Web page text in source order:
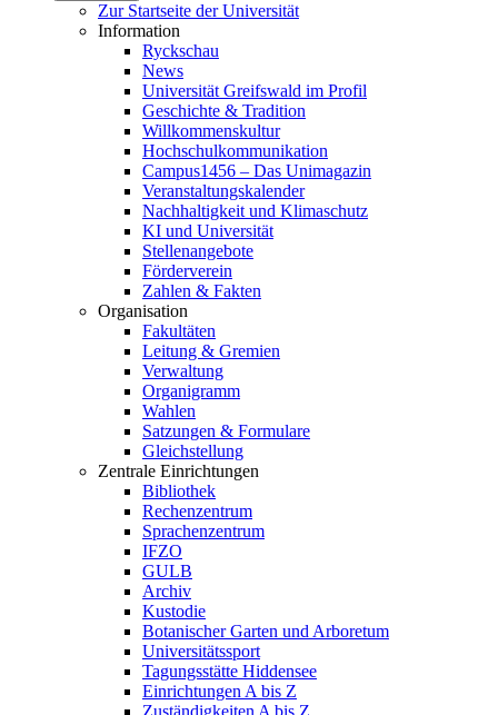
Zur Startseite der Universität
Information
Ryckschau
News
Universität Greifswald im Profil
Geschichte & Tradition
Willkommenskultur
Hochschulkommunikation
Campus1456 – Das Unimagazin
Veranstaltungskalender
Nachhaltigkeit und Klimaschutz
KI und Universität
Stellenangebote
Förderverein
Zahlen & Fakten
Organisation
Fakultäten
Leitung & Gremien
Verwaltung
Organigramm
Wahlen
Satzungen & Formulare
Gleichstellung
Zentrale Einrichtungen
Bibliothek
Rechenzentrum
Sprachenzentrum
IFZO
GULB
Archiv
Kustodie
Botanischer Garten und Arboretum
Universitätssport
Tagungsstätte Hiddensee
Einrichtungen A bis Z
Zuständigkeiten A bis Z